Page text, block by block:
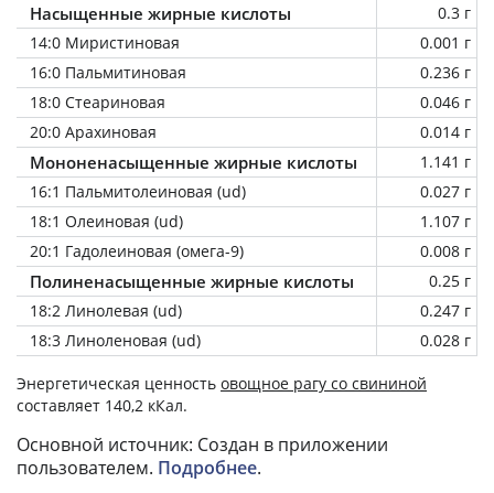
Насыщенные жирные кислоты
0.3 г
14:0 Миристиновая
0.001 г
16:0 Пальмитиновая
0.236 г
18:0 Стеариновая
0.046 г
20:0 Арахиновая
0.014 г
Мононенасыщенные жирные кислоты
1.141 г
16:1 Пальмитолеиновая (ud)
0.027 г
18:1 Олеиновая (ud)
1.107 г
20:1 Гадолеиновая (омега-9)
0.008 г
Полиненасыщенные жирные кислоты
0.25 г
18:2 Линолевая (ud)
0.247 г
18:3 Линоленовая (ud)
0.028 г
Энергетическая ценность овощное рагу со свининой
составляет 140,2 кКал.
Основной источник: Создан в приложении
пользователем. Подробнее.